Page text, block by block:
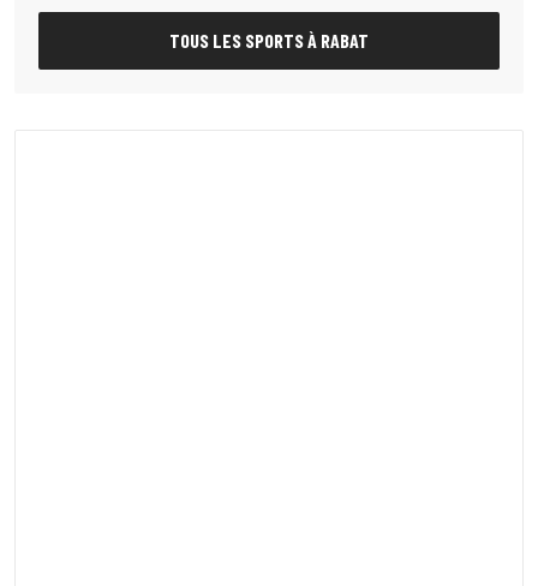
TOUS LES SPORTS À RABAT